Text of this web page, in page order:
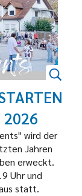
2026
wird der
Jahren
erweckt.
Uhr und
statt.